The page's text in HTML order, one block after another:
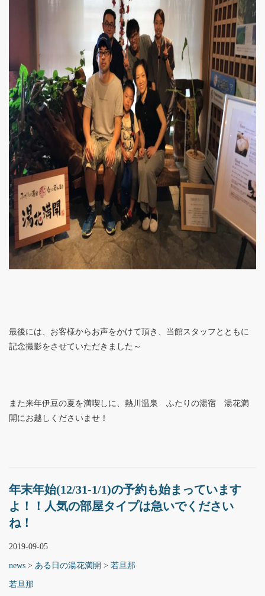
最後には、お客様からお声をかけて頂き、当館スタッフとともに
記念撮影をさせていただきました～
また来年伊豆の夏を満喫しに、熱川温泉 ふたりの湯宿 湯花満
開にお越しくださいませ！
年末年始(12/31-1/1)の予約も始まっています
よ！！人気の部屋タイプは急いでください
ね！
2019-09-05
news > ある日の湯花満開 > 若旦那
若旦那